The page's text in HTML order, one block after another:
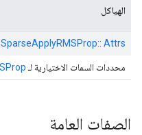
الهياكل
Attrs
محددات السمات الاختيارية لـ
الصفات العامة